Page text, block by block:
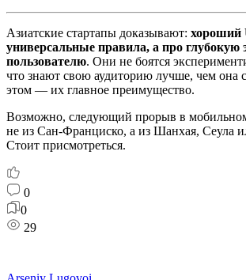
Азиатские стартапы доказывают: хороший
универсальные правила, а про глубокую
пользователю. Они не боятся
что знают свою аудиторию лучше, чем она
этом — их главное преимущество.
Возможно, следующий прорыв в
не из Сан-Франциско, а из Шанхая, Сеула
Стоит присмотреться.
0
0
29